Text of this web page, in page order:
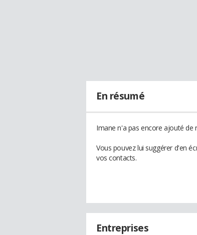
En résumé
Imane n'a pas encore ajouté de
Vous pouvez lui suggérer d'en
vos contacts.
Entreprises